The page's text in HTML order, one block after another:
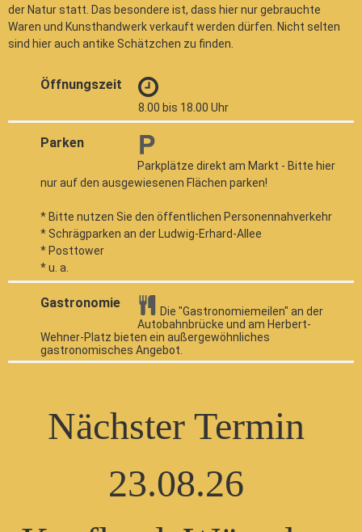
der Natur statt. Das besondere ist, dass hier nur gebrauchte
Waren und Kunsthandwerk verkauft werden dürfen. Nicht selten
sind hier auch antike Schätzchen zu finden.
Öffnungszeit
8.00 bis 18.00 Uhr
Parken
Parkplätze direkt am Markt - Bitte hier
nur auf den ausgewiesenen Flächen parken!
* Bitte nutzen Sie den öffentlichen Personennahverkehr
* Schrägparken an der Ludwig-Erhard-Allee
* Posttower
* u. a.
Gastronomie
Die "Gastronomiemeilen" an der
Autobahnbrücke und am Herbert-
Wehner-Platz bieten ein außergewöhnliches
gastronomisches Angebot.
Nächster Termin
23.08.26